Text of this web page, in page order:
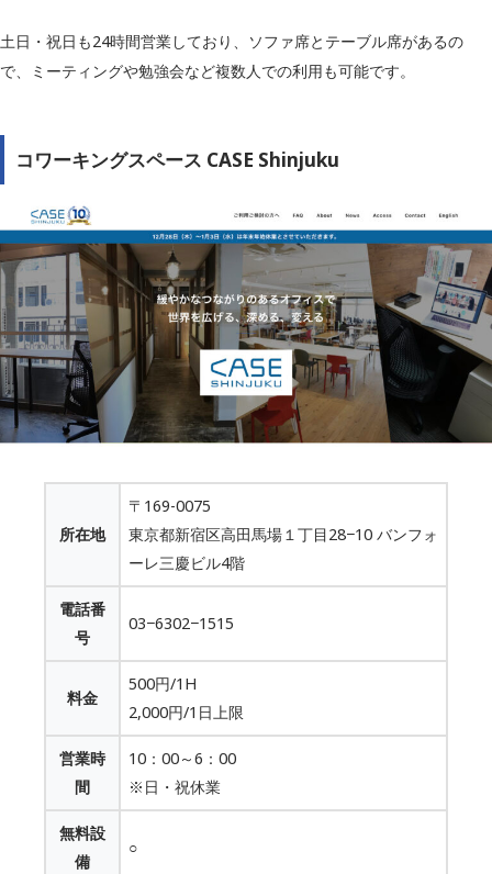
土日・祝日も24時間営業しており、ソファ席とテーブル席があるの
で、ミーティングや勉強会など複数人での利用も可能です。
コワーキングスペース CASE Shinjuku
所在地
〒169-0075
東京都新宿区高田馬場１丁目28−10 バンフォ
ーレ三慶ビル4階
電話番
号
03−6302−1515
料金
500円/1H
2,000円/1日上限
営業時
間
10：00～6：00
※日・祝休業
無料設
備
○